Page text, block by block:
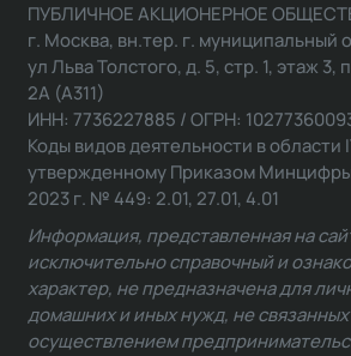
ПУБЛИЧНОЕ АКЦИОНЕРНОЕ
г. Москва, вн.тер. г. муниципальный
ул Льва Толстого, д. 5, стр. 1, этаж
2А (А311)
ИНН: 7736227885 / ОГРН:
Коды видов деятельности в области
утвержденному Приказом Минцифры
2023 г. № 449: 2.01, 27.01, 4.01
Информация, представленная на
исключительно справочный и
характер, не предназначена для
домашних и иных нужд, не связанных
осуществлением